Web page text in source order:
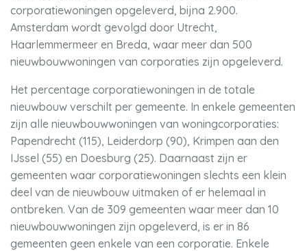
corporatiewoningen opgeleverd, bijna 2.900.
Amsterdam wordt gevolgd door Utrecht,
Haarlemmermeer en Breda, waar meer dan 500
nieuwbouwwoningen van corporaties zijn opgeleverd.
Het percentage corporatiewoningen in de totale
nieuwbouw verschilt per gemeente. In enkele gemeenten
zijn alle nieuwbouwwoningen van woningcorporaties:
Papendrecht (115), Leiderdorp (90), Krimpen aan den
IJssel (55) en Doesburg (25). Daarnaast zijn er
gemeenten waar corporatiewoningen slechts een klein
deel van de nieuwbouw uitmaken of er helemaal in
ontbreken. Van de 309 gemeenten waar meer dan 10
nieuwbouwwoningen zijn opgeleverd, is er in 86
gemeenten geen enkele van een corporatie. Enkele